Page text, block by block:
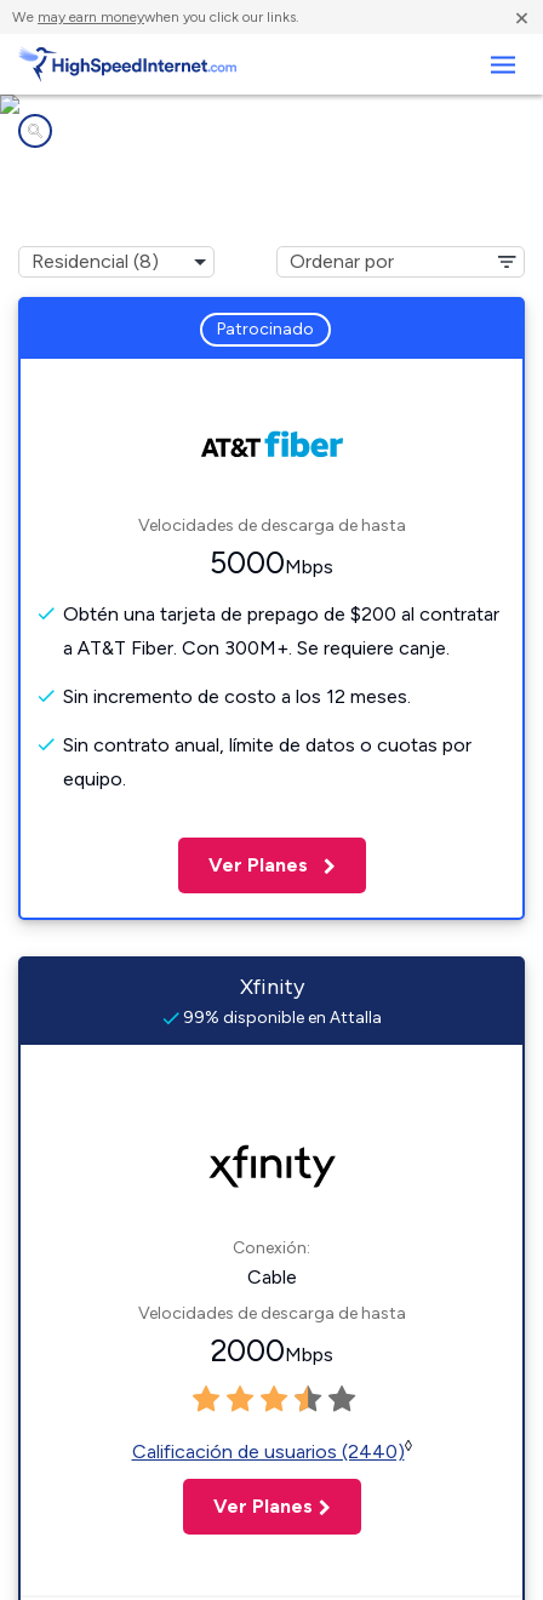
We may earn moneywhen you click our links. ×
Patrocinado
Velocidades de descarga de hasta
5000Mbps
Obtén una tarjeta de prepago de $200 al contratar
a AT&T Fiber. Con 300M+. Se requiere canje.
Sin incremento de costo a los 12 meses.
Sin contrato anual, límite de datos o cuotas por
equipo.
Ver Planes
Xfinity
99% disponible en Attalla
Conexión:
Cable
Velocidades de descarga de hasta
2000Mbps
Calificación de usuarios (2440)◊
Ver Planes